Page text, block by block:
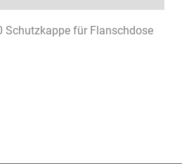
Schutzkappe für Flanschdose